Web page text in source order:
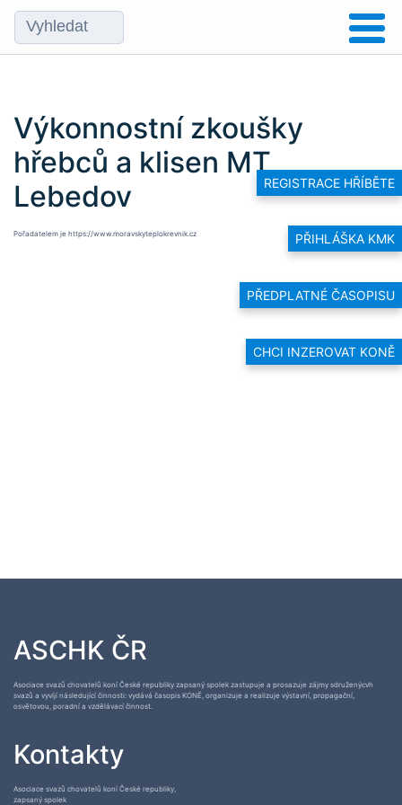
REGISTRACE HŘÍBĚTE
PŘIHLÁŠKA KMK
PŘEDPLATNÉ ČASOPISU
CHCI INZEROVAT KONĚ
Výkonnostní zkoušky
hřebců a klisen MT
Lebedov
Pořadatelem je https://www.moravskyteplokrevnik.cz
ASCHK ČR
Asociace svazů chovatelů koní České republiky zapsaný spolek zastupuje a prosazuje zájmy sdruženýcvh
svazů a vyvíjí následující činnosti: vydává časopis KONĚ, organizuje a realizuje výstavní, propagační,
osvětovou, poradní a vzdělávací činnost.
Kontakty
Asociace svazů chovatelů koní České republiky,
zapsaný spolek